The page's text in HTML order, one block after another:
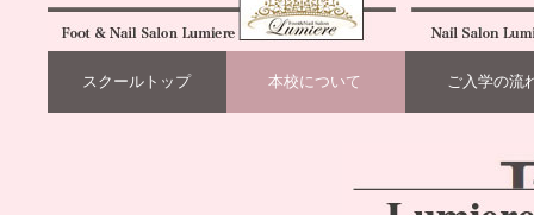
スクールトップ 本校について ご入学の流